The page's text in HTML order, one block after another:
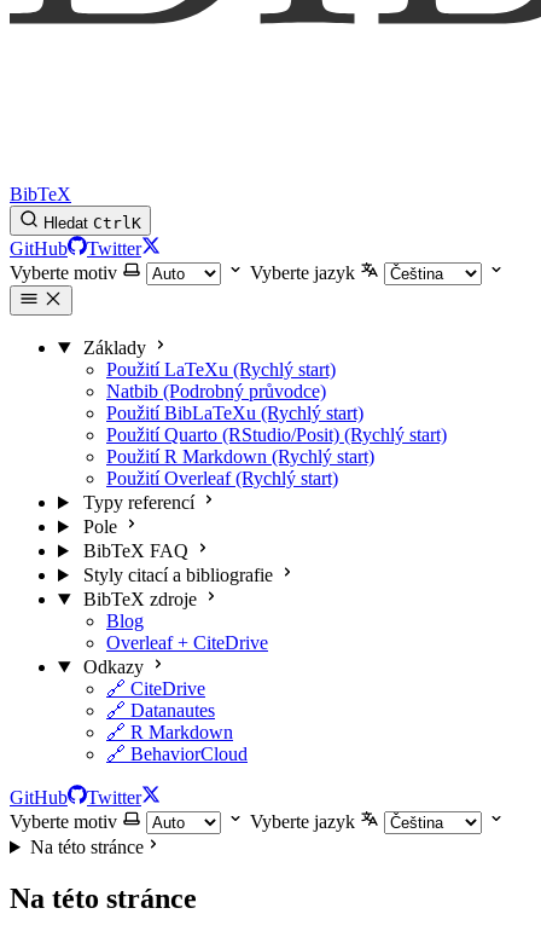
BibTeX
Hledat CtrlK
GitHub
Twitter
Vyberte motiv
Vyberte jazyk
Základy
Použití LaTeXu (Rychlý start)
Natbib (Podrobný průvodce)
Použití BibLaTeXu (Rychlý start)
Použití Quarto (RStudio/Posit) (Rychlý start)
Použití R Markdown (Rychlý start)
Použití Overleaf (Rychlý start)
Typy referencí
Pole
BibTeX FAQ
Styly citací a bibliografie
BibTeX zdroje
Blog
Overleaf + CiteDrive
Odkazy
🔗 CiteDrive
🔗 Datanautes
🔗 R Markdown
🔗 BehaviorCloud
GitHub
Twitter
Vyberte motiv
Vyberte jazyk
Na této stránce
Na této stránce